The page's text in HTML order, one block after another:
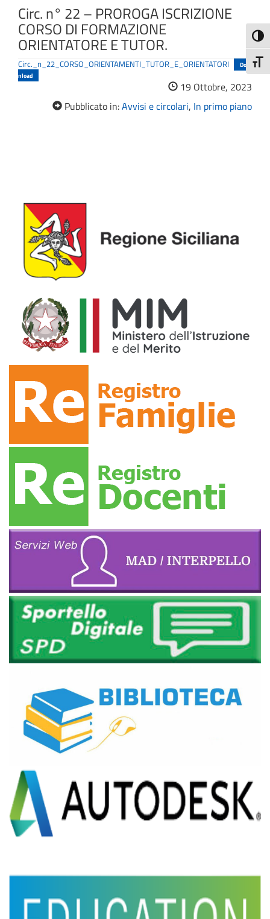
Circ. n° 22 – PROROGA ISCRIZIONE
CORSO DI FORMAZIONE
ORIENTATORE E TUTOR.
Circ._n_22_CORSO_ORIENTAMENTI_TUTOR_E_ORIENTATORI
Dow
nload
19 Ottobre, 2023
Pubblicato in:Avvisi e circolari, In primo piano